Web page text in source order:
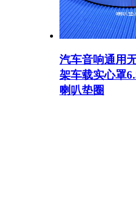
汽车音响通用
架车载实心罩
喇叭垫圈